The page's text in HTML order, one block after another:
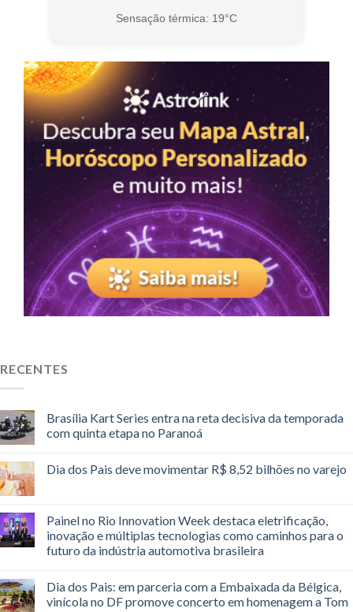
Sensação térmica: 19°C
RECENTES
Brasília Kart Series entra na reta decisiva da temporada
com quinta etapa no Paranoá
Dia dos Pais deve movimentar R$ 8,52 bilhões no varejo
Painel no Rio Innovation Week destaca eletrificação,
inovação e múltiplas tecnologias como caminhos para o
futuro da indústria automotiva brasileira
Dia dos Pais: em parceria com a Embaixada da Bélgica,
vinícola no DF promove concerto em homenagem a Tom